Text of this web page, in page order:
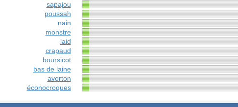
sapajou
poussah
nain
monstre
laid
crapaud
boursicot
bas de laine
avorton
éconocroques